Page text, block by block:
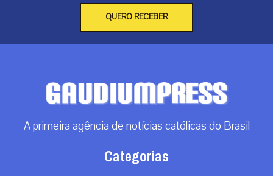
QUERO RECEBER
A primeira agência de notícias católicas do Brasil
Categorias